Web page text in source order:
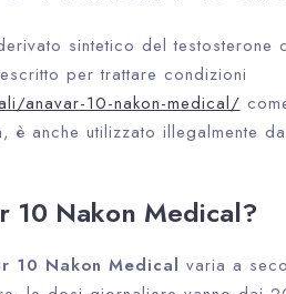
sintetico del testosterone
per trattare condizioni
anavar-10-nakon-medical/
è anche utilizzato illegalmente
10 Nakon Medical?
10 Nakon Medical varia a